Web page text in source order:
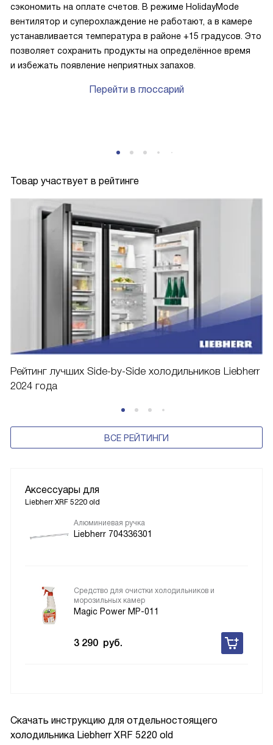
Скачать инструкцию для отдельностоящего
холодильника Liebherr XRF 5220 old
сэкономить на оплате счетов. В режиме HolidayMode
вентилятор и суперохлаждение не работают, а в камере
устанавливается температура в районе +15 градусов. Это
позволяет сохранить продукты на определённое время
и избежать появление неприятных запахов.
Перейти в глоссарий
Товар участвует в рейтинге
Рейтинг лучших Side-by-Side холодильников Liebherr
2024 года
ВСЕ РЕЙТИНГИ
Аксессуары для
Liebherr XRF 5220 old
Алюминиевая ручка
Liebherr 704336301
Средство для очистки холодильников и
морозильных камер
Magic Power MP-011
3 290 руб.